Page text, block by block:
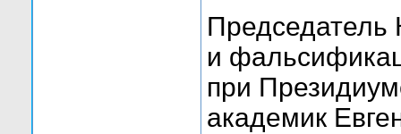
Председатель
и
при
академик